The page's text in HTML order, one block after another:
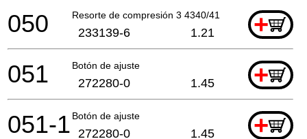
Resorte de compresión 3 4340/41 +
050 233139-6 1.21
Botón de ajuste +
051 272280-0 1.45
Botón de ajuste +
051-1 272280-0 1.45